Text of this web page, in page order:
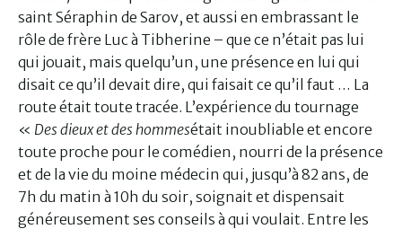
saint Séraphin de Sarov, et aussi en embrassant le
rôle de frère Luc à Tibherine – que ce n’était pas lui
qui jouait, mais quelqu’un, une présence en lui qui
disait ce qu’il devait dire, qui faisait ce qu’il faut … La
route était toute tracée. L’expérience du tournage
« Des dieux et des hommesétait inoubliable et encore
toute proche pour le comédien, nourri de la présence
et de la vie du moine médecin qui, jusqu’à 82 ans, de
7h du matin à 10h du soir, soignait et dispensait
généreusement ses conseils à qui voulait. Entre les